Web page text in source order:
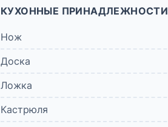
КУХОННЫЕ ПРИНАДЛЕЖНОСТИ
Нож
Доска
Ложка
Кастрюля